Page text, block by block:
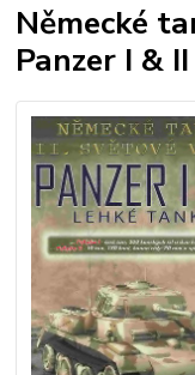
Německé
Panzer I &